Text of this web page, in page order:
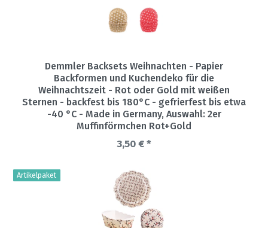
Demmler Backsets Weihnachten - Papier
Backformen und Kuchendeko für die
Weihnachtszeit - Rot oder Gold mit weißen
Sternen - backfest bis 180°C - gefrierfest bis etwa
-40 °C - Made in Germany, Auswahl: 2er
Muffinförmchen Rot+Gold
3,50 € *
Artikelpaket